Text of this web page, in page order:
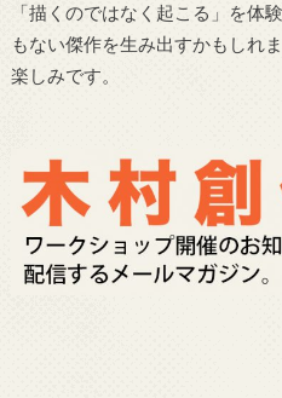
「描くのではなく起こる」を体
もない傑作を生み出すかもしれま
楽しみです。